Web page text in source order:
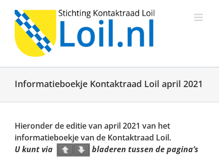
inhoud
Informatieboekje Kontaktraad Loil april 2021
Hieronder de editie van april 2021 van het
informatieboekje van de Kontaktraad Loil.
U kunt via
bladeren tussen de pagina’s